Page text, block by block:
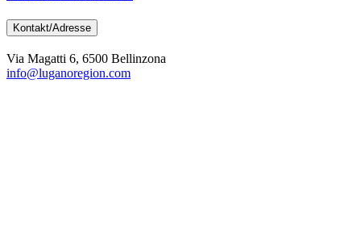
Kontakt/Adresse
Via Magatti 6, 6500 Bellinzona
info@luganoregion.com